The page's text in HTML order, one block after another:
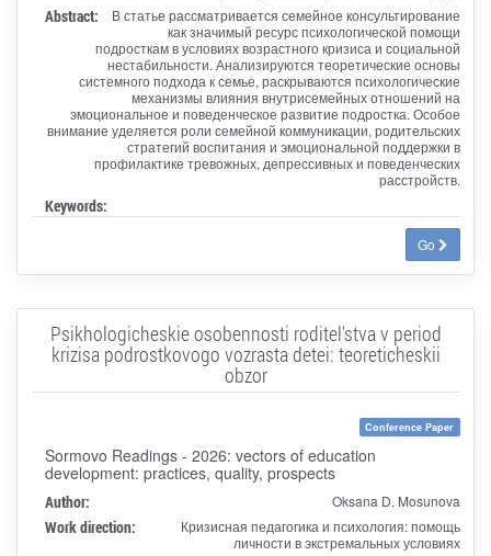
Abstract:
В статье рассматривается семейное консультирование
как значимый ресурс психологической помощи
подросткам в условиях возрастного кризиса и социальной
нестабильности. Анализируются теоретические основы
системного подхода к семье, раскрываются психологические
механизмы влияния внутрисемейных отношений на
эмоциональное и поведенческое развитие подростка. Особое
внимание уделяется роли семейной коммуникации, родительских
стратегий воспитания и эмоциональной поддержки в
профилактике тревожных, депрессивных и поведенческих
расстройств.
Keywords:
Go
Psikhologicheskie osobennosti roditel'stva v period
krizisa podrostkovogo vozrasta detei: teoreticheskii
obzor
Conference Paper
Sormovo Readings - 2026: vectors of education
development: practices, quality, prospects
Author: Oksana D. Mosunova
Work direction:
Кризисная педагогика и психология: помощь
личности в экстремальных условиях